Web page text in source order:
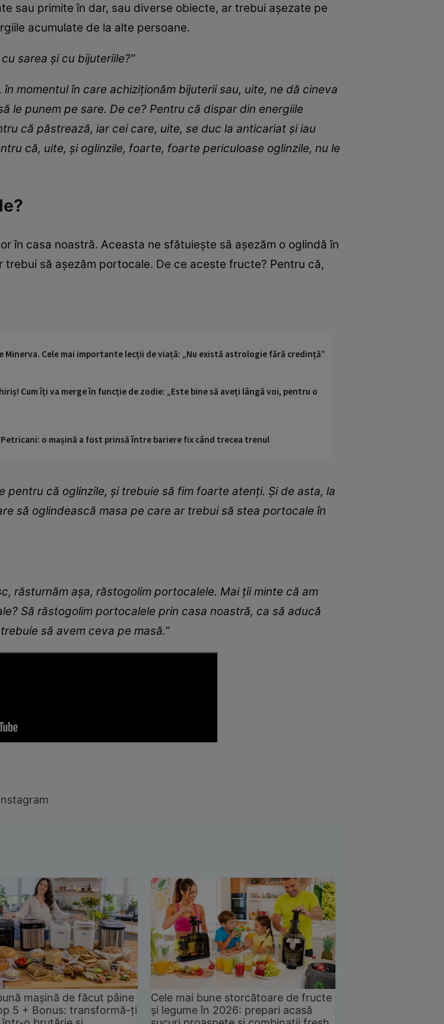
sau primite în dar, sau diverse obiecte, ar trebui așezate pe
acumulate de la alte persoane.
sarea și cu bijuteriile?”
momentul în care achiziționăm bijuterii sau, uite, ne dă cineva
le punem pe sare. De ce? Pentru că dispar din energiile
că păstrează, iar cei care, uite, se duc la anticariat și iau
că, uite, și oglinzile, foarte, foarte periculoase oglinzile, nu le
în casa noastră. Aceasta ne sfătuiește să așezăm o oglindă în
să așezăm portocale. De ce aceste fructe? Pentru că,
Cele mai importante lecții de viață: „Nu există astrologie fără credință”
Cum îți va merge în funcție de zodie: „Este bine să aveți lângă voi, pentru o
o mașină a fost prinsă între bariere fix când trecea trenul
pentru că oglinzile, și trebuie să fim foarte atenți. Și de asta, la
să oglindească masa pe care ar trebui să stea portocale în
răsturnăm așa, răstogolim portocalele. Mai ții minte că am
Să răstogolim portocalele prin casa noastră, ca să aducă
să avem ceva pe masă.”
mașină de făcut pâine
5 + Bonus: transformă-ți
Cele mai bune storcătoare de fructe
și legume în 2026: prepari acasă